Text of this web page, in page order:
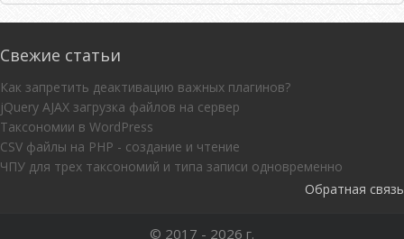
Свежие статьи
Как запретить деактивацию важных плагинов?
jQuery AJAX загрузка файлов на сервер
Таксономии в WordPress
CSV файлы на PHP - создание и чтение
ЧПУ для трех таксономий и типа записи одновременно
Обратная связь
© 2017 - 2026 г.